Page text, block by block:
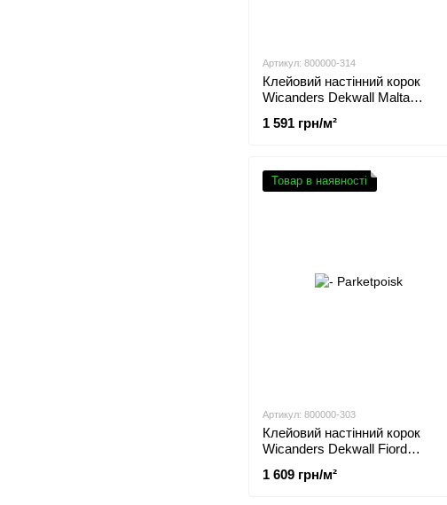
Артикул: 800000-314
Клейовий настінний корок
Wicanders Dekwall Malta
1 591 грн/м²
Товар в наявності
Артикул: 800000-303
Клейовий настінний корок
Wicanders Dekwall Fiord
1 609 грн/м²